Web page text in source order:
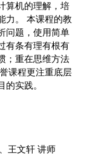
算机的理解，培
力。 本课程的教
问题，使用简单
有条有理有根有
；重在思维方法
课程更注重底层
实践。
王文轩 讲师